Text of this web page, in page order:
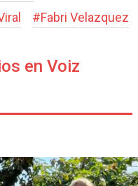
#Fabri Velazquez
en Voiz